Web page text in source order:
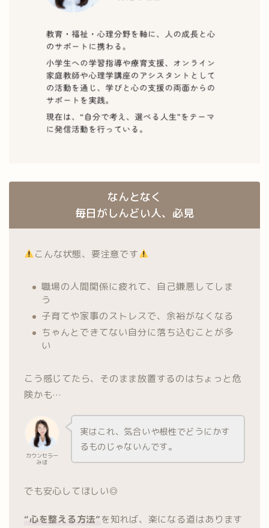
なんとなく
毎日がしんどい人、必見
こんな状態、要注意です
職場の人間関係に疲れて、自己嫌悪してしま
う
子育てや家事のストレスで、余裕がなくなる
ちゃんとできてない自分に落ち込むことが多
い
こう感じてたら、そのまま放置するのはちょっと危
険かも…
カウンセラー
みほ
実はこれ、気合いや根性でどうにかす
るものじゃないんです。
でも安心してほしい◎
“心を整える方法”を知れば、楽になる道はあります